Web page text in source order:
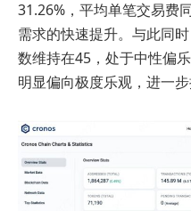
31.26%，平均单笔交易费
需求的快速提升。与此同
数维持在45，处于中性偏
明显偏向极度乐观，进一